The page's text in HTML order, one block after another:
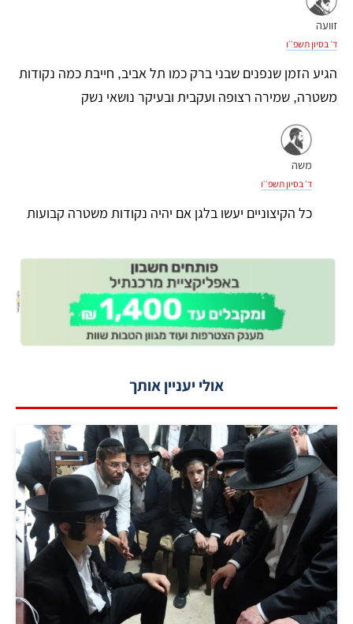
זוועה
ד׳ בסיון תשפ׳׳ו
הגיע הזמן שנפנים שבני ברק כמו תל אביב, חייבת כמה נקודות
משטרה, שמירה רצופה ועקבית ובעיקר נושאי נשק
משה
ד׳ בסיון תשפ׳׳ו
כל הקיצוניים יעשו בלגן אם יהיה נקודות משטרה קבועות
אולי יעניין אותך